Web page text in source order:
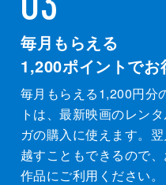
毎月もらえる
1,200ポイントでお
毎月もらえる1,200円分
トは、最新映画のレン
ガの購入に使えます。
越すこともできるので
作品にご利用ください。